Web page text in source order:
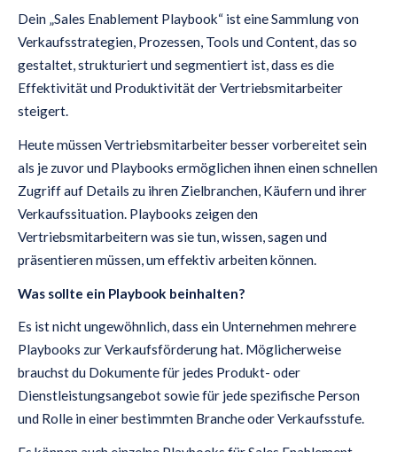
Dein „Sales Enablement Playbook“ ist eine Sammlung von
Verkaufsstrategien, Prozessen, Tools und Content, das so
gestaltet, strukturiert und segmentiert ist, dass es die
Effektivität und Produktivität der Vertriebsmitarbeiter
steigert.
Heute müssen Vertriebsmitarbeiter besser vorbereitet sein
als je zuvor und Playbooks ermöglichen ihnen einen schnellen
Zugriff auf Details zu ihren Zielbranchen, Käufern und ihrer
Verkaufssituation. Playbooks zeigen den
Vertriebsmitarbeitern was sie tun, wissen, sagen und
präsentieren müssen, um effektiv arbeiten können.
Was sollte ein Playbook beinhalten?
Es ist nicht ungewöhnlich, dass ein Unternehmen mehrere
Playbooks zur Verkaufsförderung hat. Möglicherweise
brauchst du Dokumente für jedes Produkt- oder
Dienstleistungsangebot sowie für jede spezifische Person
und Rolle in einer bestimmten Branche oder Verkaufsstufe.